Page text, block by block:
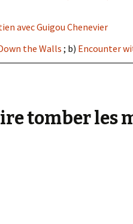
avec Guigou Chenevier
the Walls ; b) Encounter
tomber les